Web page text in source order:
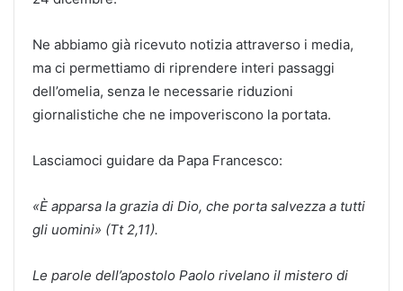
Ne abbiamo già ricevuto notizia attraverso i media,
ma ci permettiamo di riprendere interi passaggi
dell’omelia, senza le necessarie riduzioni
giornalistiche che ne impoveriscono la portata.
Lasciamoci guidare da Papa Francesco:
«È apparsa la grazia di Dio, che porta salvezza a tutti
gli uomini» (Tt 2,11).
Le parole dell’apostolo Paolo rivelano il mistero di